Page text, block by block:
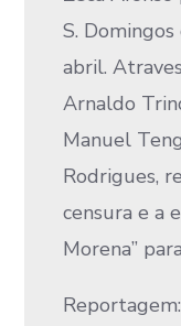
S.
abril.
Arnaldo
Manuel
Rodrigues,
censura e a
Morena”